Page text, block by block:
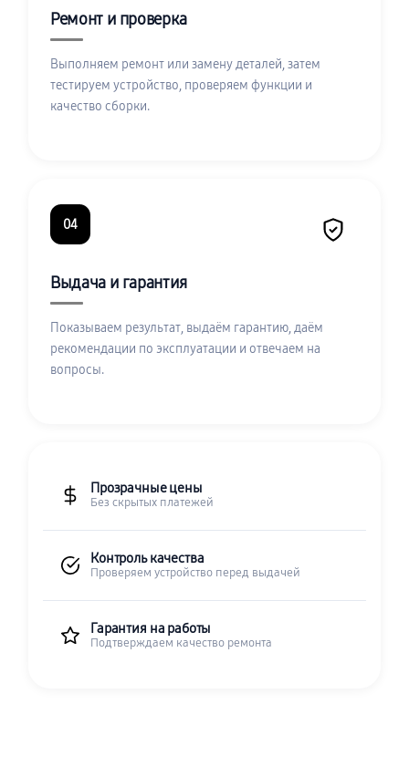
Ремонт и проверка
Выполняем ремонт или замену деталей, затем
тестируем устройство, проверяем функции и
качество сборки.
04
Выдача и гарантия
Показываем результат, выдаём гарантию, даём
рекомендации по эксплуатации и отвечаем на
вопросы.
Прозрачные цены
Без скрытых платежей
Контроль качества
Проверяем устройство перед выдачей
Гарантия на работы
Подтверждаем качество ремонта